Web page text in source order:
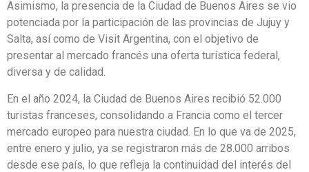
Asimismo, la presencia de la Ciudad de Buenos Aires se vio
potenciada por la participación de las provincias de Jujuy y
Salta, así como de Visit Argentina, con el objetivo de
presentar al mercado francés una oferta turística federal,
diversa y de calidad.
En el año 2024, la Ciudad de Buenos Aires recibió 52.000
turistas franceses, consolidando a Francia como el tercer
mercado europeo para nuestra ciudad. En lo que va de 2025,
entre enero y julio, ya se registraron más de 28.000 arribos
desde ese país, lo que refleja la continuidad del interés del